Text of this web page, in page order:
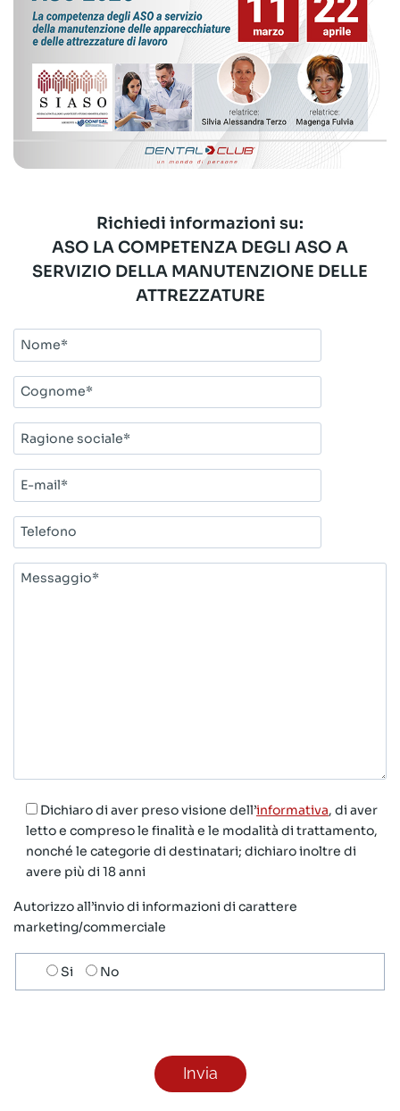
Richiedi informazioni su:
ASO LA COMPETENZA DEGLI ASO A
SERVIZIO DELLA MANUTENZIONE DELLE
ATTREZZATURE
Nome*
Cognome*
Ragione
sociale*
E-
mail*
Telefono
Messaggio*
Dichiaro di aver preso visione dell’informativa, di aver
letto e compreso le finalità e le modalità di trattamento,
nonché le categorie di destinatari; dichiaro inoltre di
avere più di 18 anni
Autorizzo all’invio di informazioni di carattere
marketing/commerciale
Scelta
invio
Si No